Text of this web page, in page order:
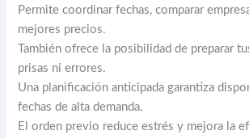
Permite coordinar fechas, comparar
mejores precios.
También ofrece la posibilidad de preparar
prisas ni errores.
Una planificación anticipada garantiza
fechas de alta demanda.
El orden previo reduce estrés y mejora la